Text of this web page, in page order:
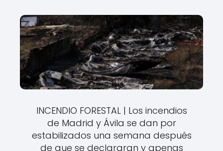
INCENDIO FORESTAL | Los incendios
de Madrid y Ávila se dan por
estabilizados una semana después
de que se declararan y apenas